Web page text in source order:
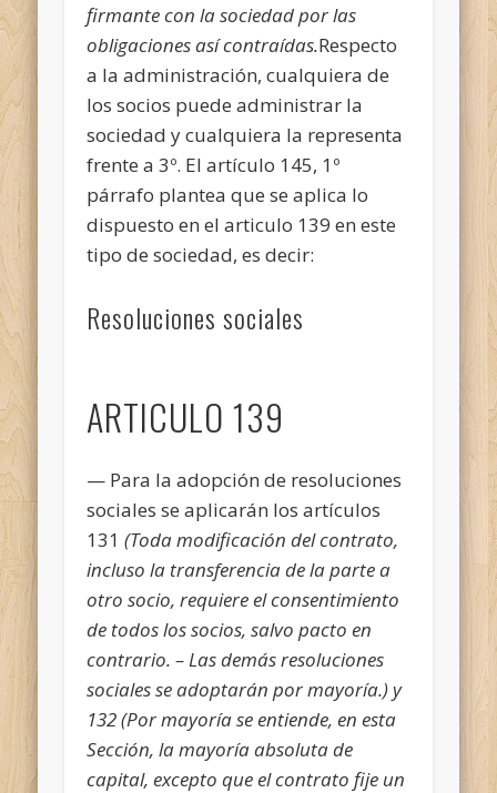
firmante con la sociedad por las
obligaciones así contraídas.Respecto
a la administración, cualquiera de
los socios puede administrar la
sociedad y cualquiera la representa
frente a 3º. El artículo 145, 1º
párrafo plantea que se aplica lo
dispuesto en el articulo 139 en este
tipo de sociedad, es decir:
Resoluciones sociales
ARTICULO 139
— Para la adopción de resoluciones
sociales se aplicarán los artículos
131 (Toda modificación del contrato,
incluso la transferencia de la parte a
otro socio, requiere el consentimiento
de todos los socios, salvo pacto en
contrario. – Las demás resoluciones
sociales se adoptarán por mayoría.) y
132 (Por mayoría se entiende, en esta
Sección, la mayoría absoluta de
capital, excepto que el contrato fije un